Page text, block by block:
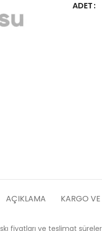
ADET
AÇIKLAMA KARGO
fiyatları ve teslimat